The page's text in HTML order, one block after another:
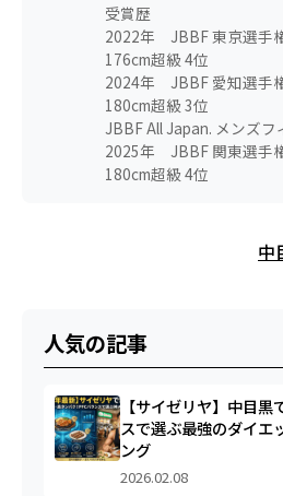
受賞歴
2022年 JBBF 東京選手
176cm超級 4位
2024年 JBBF 愛知選手
180cm超級 3位
JBBF All Japan. メンズ
2025年 JBBF 関東選手
180cm超級 4位
中
人気の記事
【サイゼリヤ】中目
スで選ぶ最強のダイエ
ング
2026.02.08